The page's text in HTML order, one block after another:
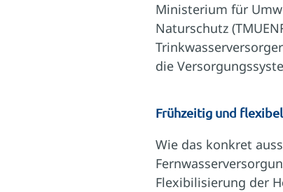
Ministerium für
Naturschutz
die
Frühzeitig und
Wie das konkret
Flexibilisierung der